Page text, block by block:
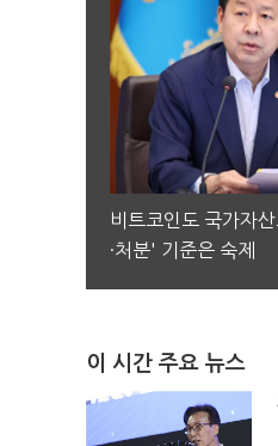
비트코인도 국가자
·처분' 기준은 숙제
이 시간 주요 뉴스